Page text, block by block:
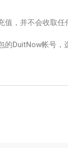
，并不会收取任
的DuitNow帐号